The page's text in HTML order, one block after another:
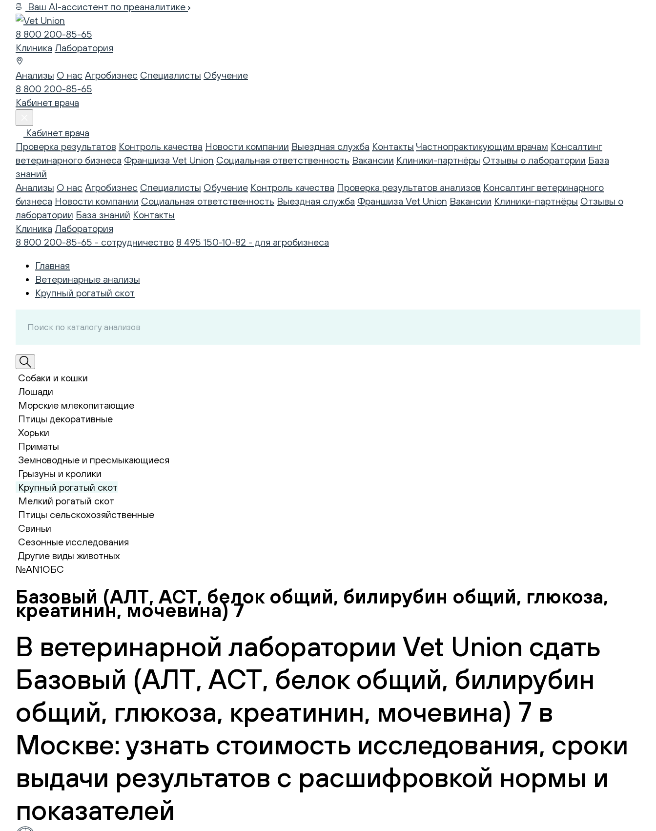
Ваш AI-ассистент по преаналитике
8 800 200-85-65
Клиника Лаборатория
Анализы О нас Агробизнес Специалисты Обучение
8 800 200-85-65
Кабинет врача
Кабинет врача
Проверка результатов Контроль качества Новости компании Выездная служба Контакты Частнопрактикующим врачам Консалтинг
ветеринарного бизнеса Франшиза Vet Union Социальная ответственность Вакансии Клиники-партнёры Отзывы о лаборатории База
знаний
Анализы О нас Агробизнес Специалисты Обучение Контроль качества Проверка результатов анализов Консалтинг ветеринарного
бизнеса Новости компании Социальная ответственность Выездная служба Франшиза Vet Union Вакансии Клиники-партнёры Отзывы о
лаборатории База знаний Контакты
Клиника Лаборатория
8 800 200-85-65 - сотрудничество 8 495 150-10-82 - для агробизнеса
Главная
Ветеринарные анализы
Крупный рогатый скот
Собаки и кошки
Лошади
Морские млекопитающие
Птицы декоративные
Хорьки
Приматы
Земноводные и пресмыкающиеся
Грызуны и кролики
Крупный рогатый скот
Мелкий рогатый скот
Птицы сельскохозяйственные
Свиньи
Сезонные исследования
Другие виды животных
№AN1ОБС
Базовый (АЛТ, АСТ, белок общий, билирубин общий, глюкоза,
креатинин, мочевина) 7
В ветеринарной лаборатории Vet Union сдать
Базовый (АЛТ, АСТ, белок общий, билирубин
общий, глюкоза, креатинин, мочевина) 7 в
Москве: узнать стоимость исследования, сроки
выдачи результатов с расшифровкой нормы и
показателей